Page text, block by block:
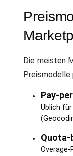
Die meisten
Preismodelle
Pay-
Üblich